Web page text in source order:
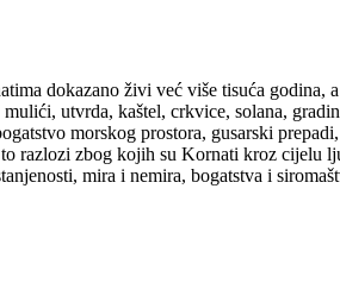
dokazano živi već više tisuća
utvrda, kaštel, crkvice, solana,
morskog prostora, gusarski
to razlozi zbog kojih su Kornati kroz
mira i nemira, bogatstva i